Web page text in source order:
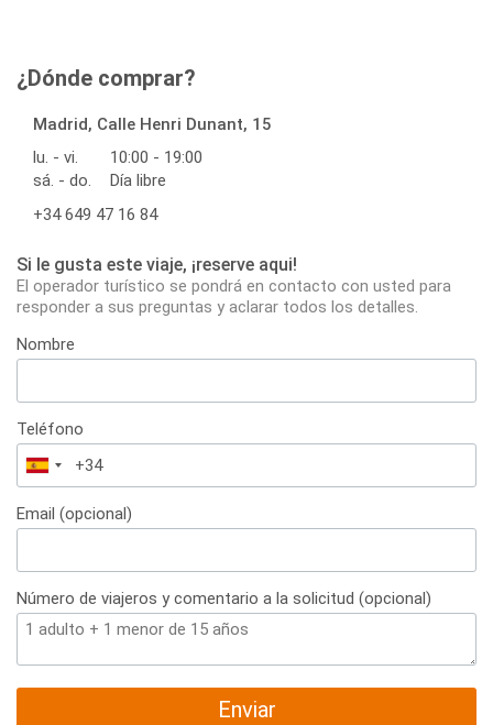
¿Dónde comprar?
Madrid, Calle Henri Dunant, 15
lu. - vi.
10:00 - 19:00
sá. - do.
Día libre
+34 649 47 16 84
Si le gusta este viaje, ¡reserve aqui!
El operador turístico se pondrá en contacto con usted para
responder a sus preguntas y aclarar todos los detalles.
Nombre
Teléfono
España
+34
Email (opcional)
Número de viajeros y comentario a la solicitud (opcional)
Enviar